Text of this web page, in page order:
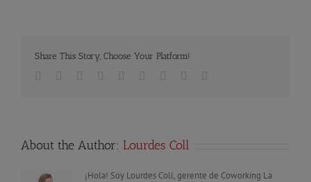
Share This Story, Choose Your Platform!
Facebook
TwitterLinkedin
Reddit TumblrGoogle+Pinterest
About the Author: Lourdes Coll
¡Hola! Soy Lourdes Coll, gerente de Coworking La